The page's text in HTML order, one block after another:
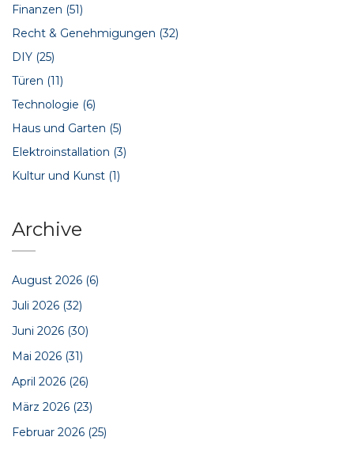
Finanzen (51)
Recht & Genehmigungen (32)
DIY (25)
Türen (11)
Technologie (6)
Haus und Garten (5)
Elektroinstallation (3)
Kultur und Kunst (1)
Archive
August 2026 (6)
Juli 2026 (32)
Juni 2026 (30)
Mai 2026 (31)
April 2026 (26)
März 2026 (23)
Februar 2026 (25)